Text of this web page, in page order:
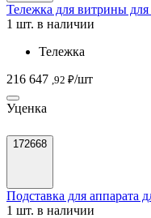
Тележка для витрины
1 шт. в наличии
Тележка
216 647 ,92 ₽/шт
Уценка
172668
Подставка для аппарата
1 шт. в наличии